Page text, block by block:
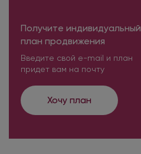
Получите индивидуальный
план продвижения
Введите свой e-mail и план
придет вам на почту
Хочу план